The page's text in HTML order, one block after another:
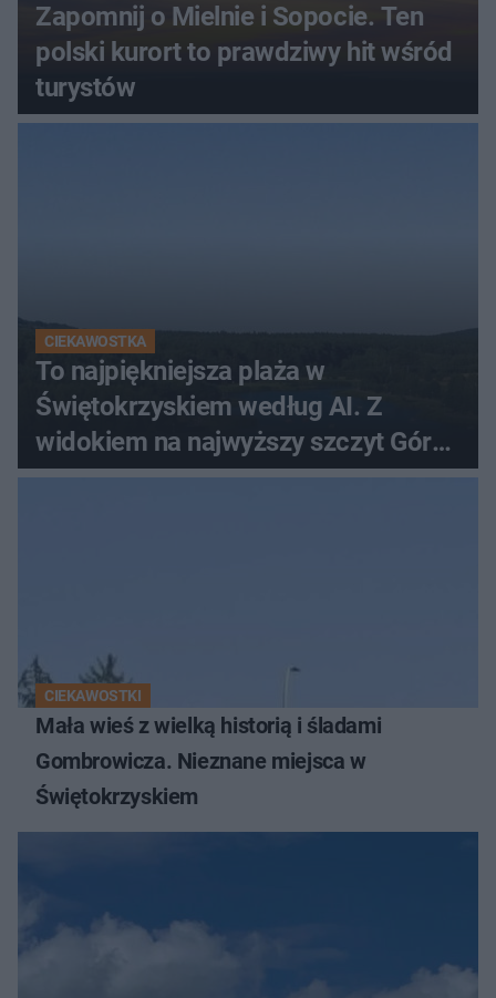
Zapomnij o Mielnie i Sopocie. Ten
polski kurort to prawdziwy hit wśród
turystów
CIEKAWOSTKA
To najpiękniejsza plaża w
Świętokrzyskiem według AI. Z
widokiem na najwyższy szczyt Gór
Świętokrzyskich
CIEKAWOSTKI
Mała wieś z wielką historią i śladami
Gombrowicza. Nieznane miejsca w
Świętokrzyskiem